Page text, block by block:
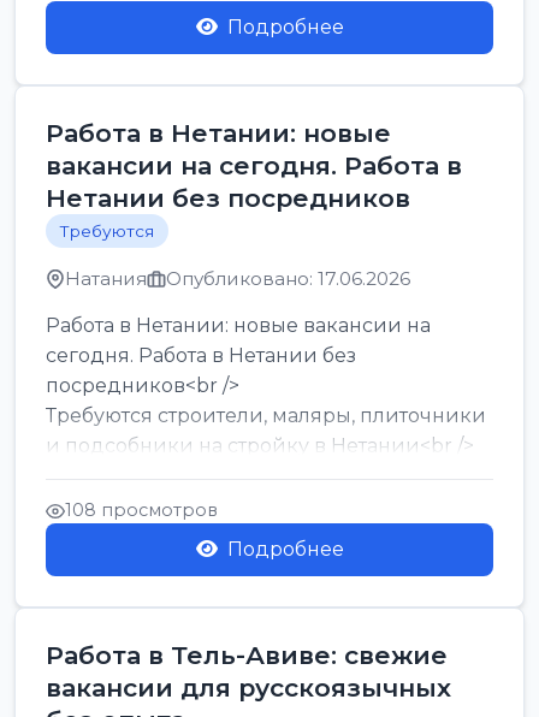
Подробнее
Работа в Нетании: новые
вакансии на сегодня. Работа в
Нетании без посредников
Требуются
Натания Опубликовано: 17.06.2026
Работа в Нетании: новые вакансии на
сегодня. Работа в Нетании без
посредников<br />
Требуются строители, маляры, плиточники
и подсобники на стройку в Нетании<br />
Срочно требуются горничные, уборщи...
108 просмотров
Подробнее
Работа в Тель-Авиве: свежие
вакансии для русскоязычных